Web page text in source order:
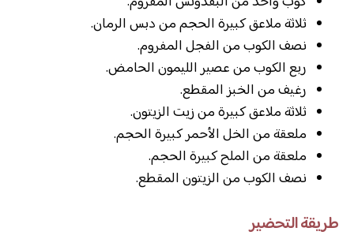
ثلاثة ملاعق كبيرة الحجم من دبس الرمان.
نصف الكوب من الفجل المفروم.
ربع الكوب من عصير الليمون الحامض.
رغيف من الخبز المقطع.
ثلاثة ملاعق كبيرة من زيت الزيتون.
ملعقة من الخل الأحمر كبيرة الحجم.
ملعقة من الملح كبيرة الحجم.
نصف الكوب من الزيتون المقطع.
طريقة التحضير